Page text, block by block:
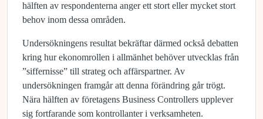
hälften av respondenterna anger ett stort eller mycket stort
behov inom dessa områden.
Undersökningens resultat bekräftar därmed också debatten
kring hur ekonomrollen i allmänhet behöver utvecklas från
”siffernisse” till strateg och affärspartner. Av
undersökningen framgår att denna förändring går trögt.
Nära hälften av företagens Business Controllers upplever
sig fortfarande som kontrollanter i verksamheten.